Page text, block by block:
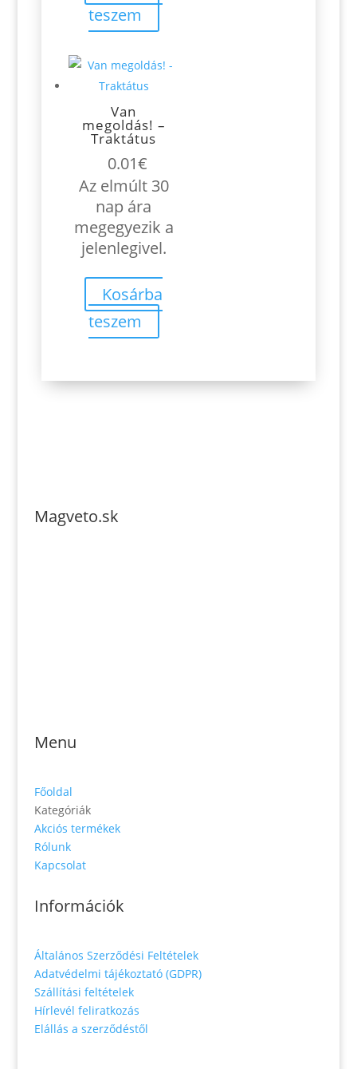
teszem
Van
megoldás! –
Traktátus
0.01€
Az elmúlt 30
nap ára
megegyezik a
jelenlegivel.
Kosárba
teszem
Magveto.sk
Menu
Főoldal
Kategóriák
Akciós termékek
Rólunk
Kapcsolat
Információk
Általános Szerződési Feltételek
Adatvédelmi tájékoztató (GDPR)
Szállítási feltételek
Hírlevél feliratkozás
Elállás a szerződéstől